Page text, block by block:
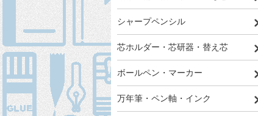
シャープペンシル
芯ホルダー・芯研器・替え芯
ボールペン・マーカー
万年筆・ペン軸・インク